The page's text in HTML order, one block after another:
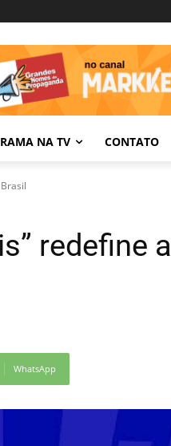
NA TV CONTATO
redefine a
WhatsApp